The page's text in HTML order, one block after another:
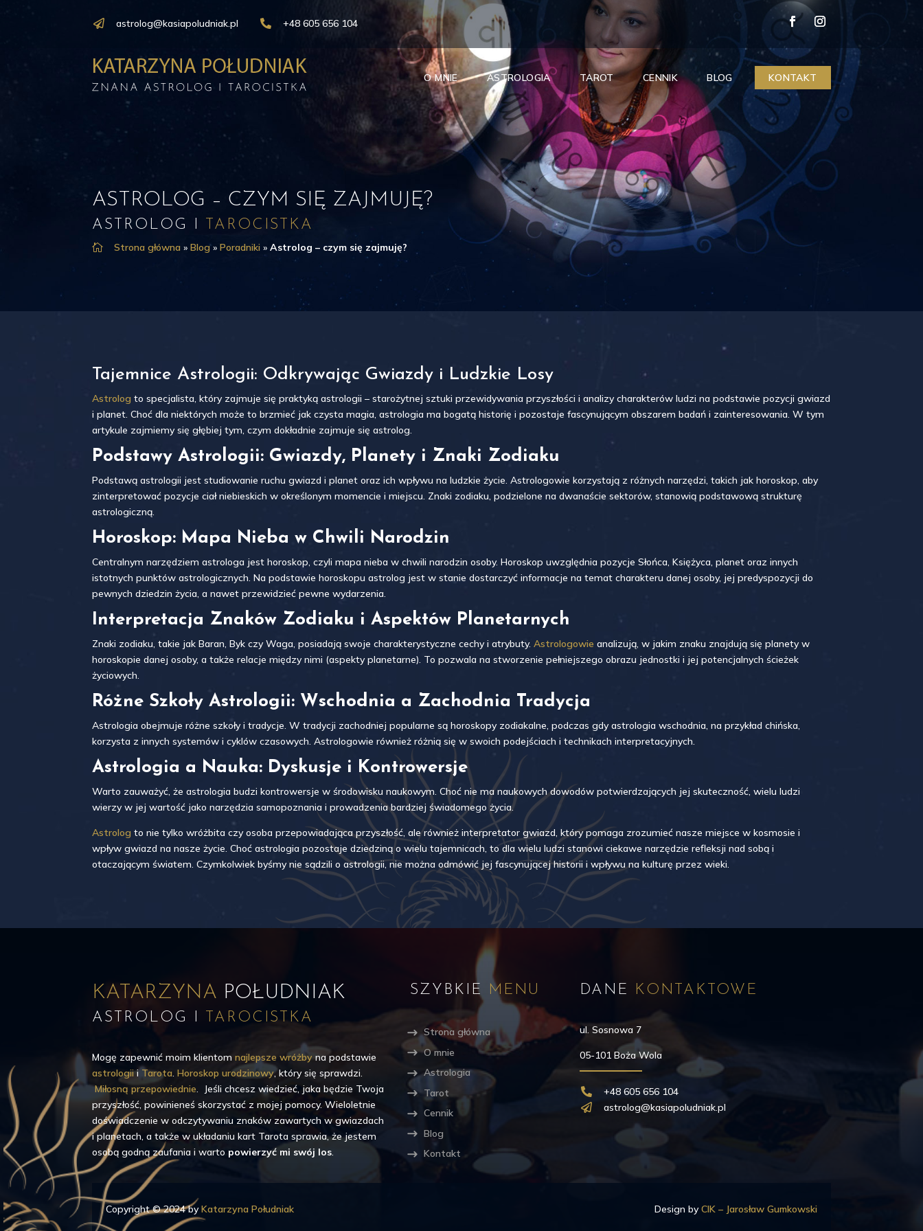
 astrolog@kasiapoludniak.pl  +48 605 656 104
O MNIE ASTROLOGIA TAROT CENNIK BLOG KONTAKT
ASTROLOG – CZYM SIĘ ZAJMUJĘ?
ASTROLOG I TAROCISTKA
 Strona główna »Blog»Poradniki »Astrolog – czym się zajmuję?
Tajemnice Astrologii: Odkrywając Gwiazdy i Ludzkie Losy
Astrolog to specjalista, który zajmuje się praktyką astrologii – starożytnej sztuki przewidywania przyszłości i analizy charakterów ludzi na podstawie pozycji gwiazd
i planet. Choć dla niektórych może to brzmieć jak czysta magia, astrologia ma bogatą historię i pozostaje fascynującym obszarem badań i zainteresowania. W tym
artykule zajmiemy się głębiej tym, czym dokładnie zajmuje się astrolog.
Podstawy Astrologii: Gwiazdy, Planety i Znaki Zodiaku
Podstawą astrologii jest studiowanie ruchu gwiazd i planet oraz ich wpływu na ludzkie życie. Astrologowie korzystają z różnych narzędzi, takich jak horoskop, aby
zinterpretować pozycje ciał niebieskich w określonym momencie i miejscu. Znaki zodiaku, podzielone na dwanaście sektorów, stanowią podstawową strukturę
astrologiczną.
Horoskop: Mapa Nieba w Chwili Narodzin
Centralnym narzędziem astrologa jest horoskop, czyli mapa nieba w chwili narodzin osoby. Horoskop uwzględnia pozycje Słońca, Księżyca, planet oraz innych
istotnych punktów astrologicznych. Na podstawie horoskopu astrolog jest w stanie dostarczyć informacje na temat charakteru danej osoby, jej predyspozycji do
pewnych dziedzin życia, a nawet przewidzieć pewne wydarzenia.
Interpretacja Znaków Zodiaku i Aspektów Planetarnych
Znaki zodiaku, takie jak Baran, Byk czy Waga, posiadają swoje charakterystyczne cechy i atrybuty.Astrologowie analizują, w jakim znaku znajdują się planety w
horoskopie danej osoby, a także relacje między nimi (aspekty planetarne). To pozwala na stworzenie pełniejszego obrazu jednostki i jej potencjalnych ścieżek
życiowych.
Różne Szkoły Astrologii: Wschodnia a Zachodnia Tradycja
Astrologia obejmuje różne szkoły i tradycje. W tradycji zachodniej popularne są horoskopy zodiakalne, podczas gdy astrologia wschodnia, na przykład chińska,
korzysta z innych systemów i cyklów czasowych. Astrologowie również różnią się w swoich podejściach i technikach interpretacyjnych.
Astrologia a Nauka: Dyskusje i Kontrowersje
Warto zauważyć, że astrologia budzi kontrowersje w środowisku naukowym. Choć nie ma naukowych dowodów potwierdzających jej skuteczność, wielu ludzi
wierzy w jej wartość jako narzędzia samopoznania i prowadzenia bardziej świadomego życia.
Astrolog to nie tylko wróżbita czy osoba przepowiadająca przyszłość, ale również interpretator gwiazd, który pomaga zrozumieć nasze miejsce w kosmosie i
wpływ gwiazd na nasze życie. Choć astrologia pozostaje dziedziną o wielu tajemnicach, to dla wielu ludzi stanowi ciekawe narzędzie refleksji nad sobą i
otaczającym światem. Czymkolwiek byśmy nie sądzili o astrologii, nie można odmówić jej fascynującej historii i wpływu na kulturę przez wieki.
KATARZYNA POŁUDNIAK
ASTROLOG I TAROCISTKA
Mogę zapewnić moim klientomnajlepsze wróżbyna podstawie
astrologiii Tarota.Horoskop urodzinowy, który się sprawdzi.
Miłosną przepowiednie. Jeśli chcesz wiedzieć, jaka będzie Twoja
przyszłość, powinieneś skorzystać z mojej pomocy. Wieloletnie
doświadczenie w odczytywaniu znaków zawartych w gwiazdach
i planetach, a także w układaniu kart Tarota sprawia, że jestem
osobą godną zaufania i warto powierzyć mi swój los.
SZYBKIE MENU
Strona główna
O mnie
Astrologia
Tarot
Cennik
Blog
Kontakt
DANE KONTAKTOWE
ul. Sosnowa 7
05-101 Boża Wola
 +48 605 656 104
 astrolog@kasiapoludniak.pl
Copyright © 2024 byKatarzyna Południak Design byCIK – Jarosław Gumkowski